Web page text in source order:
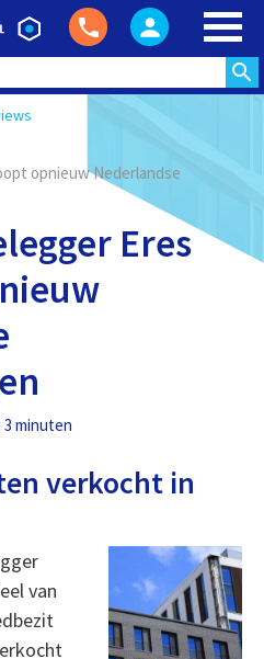
opnieuw Nederlandse
Eres
minuten
verkocht in
van